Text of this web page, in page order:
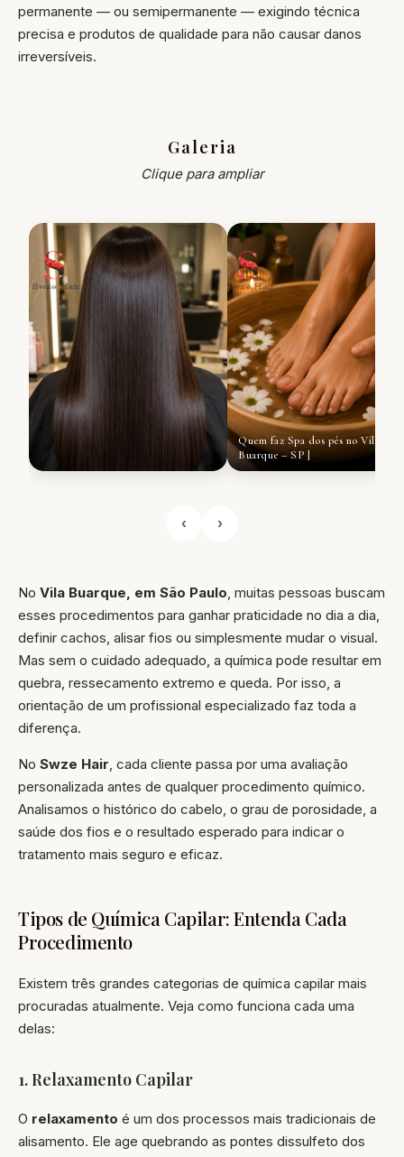
permanente — ou semipermanente — exigindo técnica
precisa e produtos de qualidade para não causar danos
irreversíveis.
Galeria
Clique para ampliar
Quem faz Spa dos pés no Vila
Buarque – SP |
‹ ›
No Vila Buarque, em São Paulo, muitas pessoas buscam
esses procedimentos para ganhar praticidade no dia a dia,
definir cachos, alisar fios ou simplesmente mudar o visual.
Mas sem o cuidado adequado, a química pode resultar em
quebra, ressecamento extremo e queda. Por isso, a
orientação de um profissional especializado faz toda a
diferença.
No Swze Hair, cada cliente passa por uma avaliação
personalizada antes de qualquer procedimento químico.
Analisamos o histórico do cabelo, o grau de porosidade, a
saúde dos fios e o resultado esperado para indicar o
tratamento mais seguro e eficaz.
Tipos de Química Capilar: Entenda Cada
Procedimento
Existem três grandes categorias de química capilar mais
procuradas atualmente. Veja como funciona cada uma
delas:
1. Relaxamento Capilar
O relaxamento é um dos processos mais tradicionais de
alisamento. Ele age quebrando as pontes dissulfeto dos